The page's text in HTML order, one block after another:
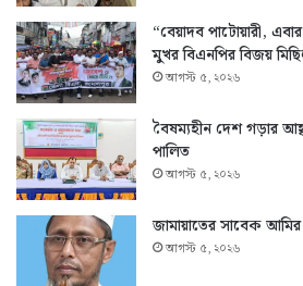
“বেয়াদব পাটোয়ারী,
মুখর বিএনপির বিজয়
আগস্ট ৫, ২০২৬
বৈষম্যহীন দেশ গড়ার
পালিত
আগস্ট ৫, ২০২৬
জামায়াতের সাবেক
আগস্ট ৫, ২০২৬